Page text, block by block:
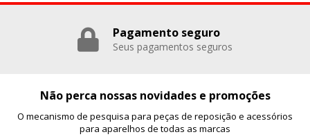
Pagamento seguro
Seus pagamentos seguros
Não perca nossas novidades e promoções
O mecanismo de pesquisa para peças de reposição e acessórios
para aparelhos de todas as marcas